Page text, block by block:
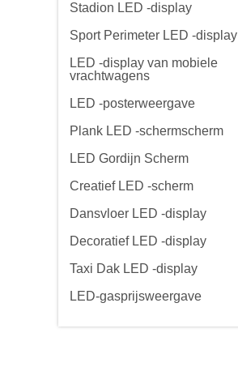
Stadion LED -display
Sport Perimeter LED -display
LED -display van mobiele
vrachtwagens
LED -posterweergave
Plank LED -schermscherm
LED Gordijn Scherm
Creatief LED -scherm
Dansvloer LED -display
Decoratief LED -display
Taxi Dak LED -display
LED-gasprijsweergave